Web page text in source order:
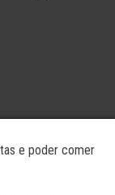
e poder comer